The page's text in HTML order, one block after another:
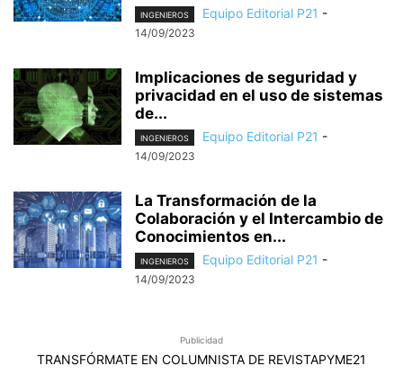
INGENIEROS Equipo Editorial P21 -
14/09/2023
Implicaciones de seguridad y
privacidad en el uso de sistemas
de...
INGENIEROS Equipo Editorial P21 -
14/09/2023
La Transformación de la
Colaboración y el Intercambio de
Conocimientos en...
INGENIEROS Equipo Editorial P21 -
14/09/2023
Publicidad
TRANSFÓRMATE EN COLUMNISTA DE REVISTAPYME21